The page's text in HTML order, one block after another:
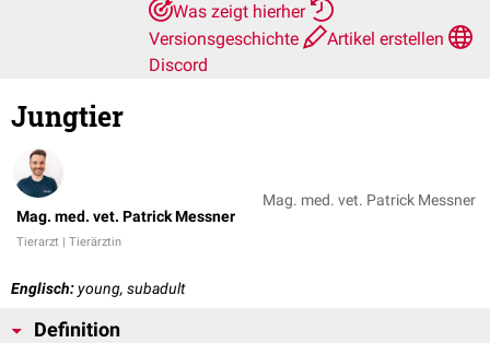
Was zeigt hierher
Versionsgeschichte
Artikel erstellen
Discord
Jungtier
Mag. med. vet. Patrick Messner
Tierarzt | Tierärztin
Mag. med. vet. Patrick Messner
Englisch:young, subadult
Definition